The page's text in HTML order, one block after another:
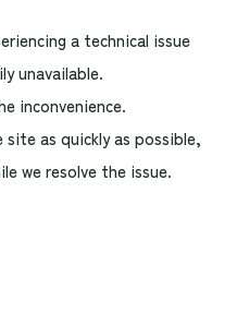
a technical issue
unavailable.
inconvenience.
as quickly as possible,
we resolve the issue.